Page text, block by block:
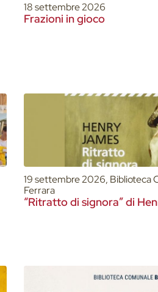
18 settembre 2026
Frazioni in gioco
19 settembre 2026, Biblioteca
Ferrara
“Ritratto di signora” di